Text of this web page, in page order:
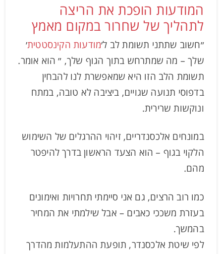
המודעות הופכת את הריצה
לתהליך של שחרור במקום מאמץ
״חשוב שתתני תשומת לב ל׳מודעות הקינסטטית׳
שלך – מה שמתרחש בתוך הגוף שלך, ״ הוא אומר.
תשומת הלב הזו היא שמאפשרת לנו להבחין
בדפוסי תנועה שגויים, ביציבה לא טובה, במתח
ונוקשות שרירית.
במונחים אלכסנדריים, זיהוי ההרגלים של השימוש
הלקוי בגוף – הוא הצעד הראשון בדרך להיפטר
מהם.
כמו רוב הרצים, גם אני סיימתי תחרויות ואימונים
בעזרת משככי כאבים – אבל שילמתי את המחיר
בהמשך.
לפי שיטת אלכסנדר, תופעת ההתעלמות מהדרך